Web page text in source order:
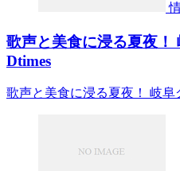
歌声と美食に浸る夏夜
Dtimes
歌声と美食に浸る夏夜！ 岐阜